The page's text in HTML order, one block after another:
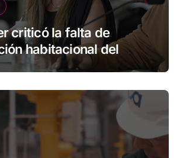
criticó la falta de
habitacional del
“Vuoto deja afuera a